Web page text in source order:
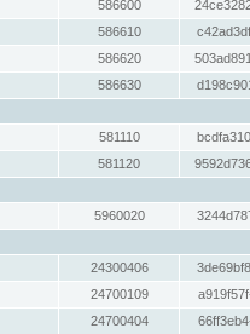
586600
586610
586620
586630
581110
581120
5960020
24300406
24700109
24700404